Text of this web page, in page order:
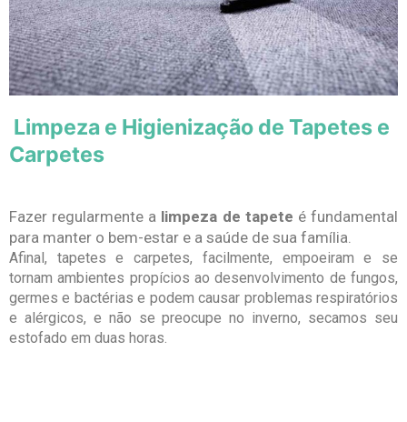
Limpeza e Higienização de Tapetes e
Carpetes
Fazer regularmente a limpeza de tapete é fundamental
para manter o bem-estar e a saúde de sua família.
Afinal, tapetes e carpetes, facilmente, empoeiram e se
tornam ambientes propícios ao desenvolvimento de fungos,
germes e bactérias e podem causar problemas respiratórios
e alérgicos, e não se preocupe no inverno, secamos seu
estofado em duas horas.